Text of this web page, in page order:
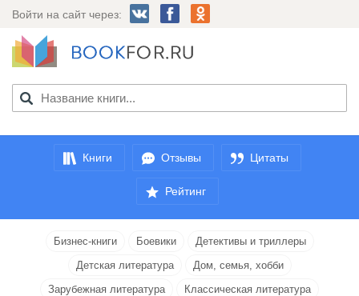
Войти на сайт через:
Книги Отзывы Цитаты
Рейтинг
Бизнес-книги Боевики
Детективы и триллеры
Детская литература
Дом, семья, хобби
Зарубежная литература
Классическая литература